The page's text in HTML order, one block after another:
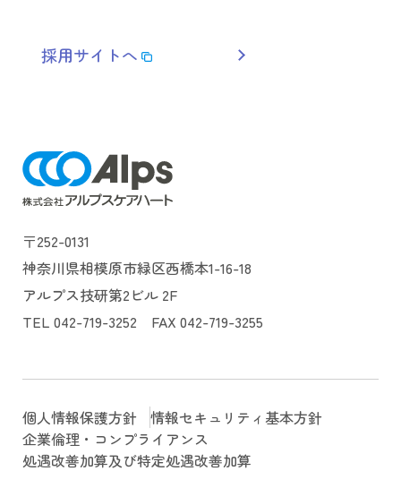
採用サイトへ
〒252-0131
神奈川県相模原市緑区西橋本1-16-18
アルプス技研第2ビル 2F
TEL 042-719-3252 FAX 042-719-3255
個人情報保護方針
情報セキュリティ基本方針
企業倫理・コンプライアンス
処遇改善加算及び特定処遇改善加算